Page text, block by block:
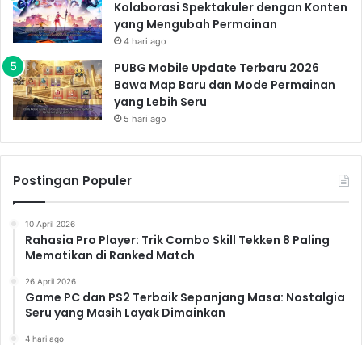
Kolaborasi Spektakuler dengan Konten
yang Mengubah Permainan
4 hari ago
PUBG Mobile Update Terbaru 2026
Bawa Map Baru dan Mode Permainan
yang Lebih Seru
5 hari ago
Postingan Populer
10 April 2026
Rahasia Pro Player: Trik Combo Skill Tekken 8 Paling
Mematikan di Ranked Match
26 April 2026
Game PC dan PS2 Terbaik Sepanjang Masa: Nostalgia
Seru yang Masih Layak Dimainkan
4 hari ago